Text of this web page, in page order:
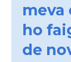
meva
ho
de